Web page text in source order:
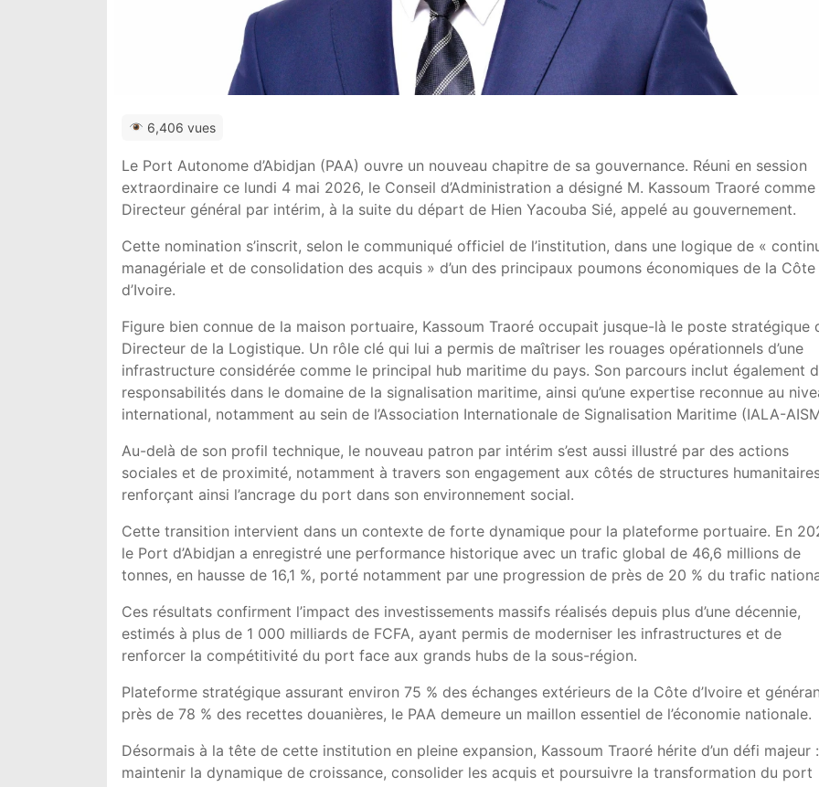
6,406 vues
Le Port Autonome d’Abidjan (PAA) ouvre un nouveau chapitre de sa gouvernance. Réuni en session
extraordinaire ce lundi 4 mai 2026, le Conseil d’Administration a désigné M. Kassoum Traoré comme
Directeur général par intérim, à la suite du départ de Hien Yacouba Sié, appelé au gouvernement.
Cette nomination s’inscrit, selon le communiqué officiel de l’institution, dans une logique de «
managériale et de consolidation des acquis » d’un des principaux poumons économiques de la Côte
d’Ivoire.
Figure bien connue de la maison portuaire, Kassoum Traoré occupait jusque-là le poste stratégique
Directeur de la Logistique. Un rôle clé qui lui a permis de maîtriser les rouages opérationnels d’une
infrastructure considérée comme le principal hub maritime du pays. Son parcours inclut également
responsabilités dans le domaine de la signalisation maritime, ainsi qu’une expertise reconnue au
international, notamment au sein de l’Association Internationale de Signalisation Maritime (IALA-
Au-delà de son profil technique, le nouveau patron par intérim s’est aussi illustré par des actions
sociales et de proximité, notamment à travers son engagement aux côtés de structures
renforçant ainsi l’ancrage du port dans son environnement social.
Cette transition intervient dans un contexte de forte dynamique pour la plateforme portuaire. En
le Port d’Abidjan a enregistré une performance historique avec un trafic global de 46,6 millions de
tonnes, en hausse de 16,1 %, porté notamment par une progression de près de 20 % du trafic
Ces résultats confirment l’impact des investissements massifs réalisés depuis plus d’une décennie,
estimés à plus de 1 000 milliards de FCFA, ayant permis de moderniser les infrastructures et de
renforcer la compétitivité du port face aux grands hubs de la sous-région.
Plateforme stratégique assurant environ 75 % des échanges extérieurs de la Côte d’Ivoire et
près de 78 % des recettes douanières, le PAA demeure un maillon essentiel de l’économie nationale.
Désormais à la tête de cette institution en pleine expansion, Kassoum Traoré hérite d’un défi majeur :
maintenir la dynamique de croissance, consolider les acquis et poursuivre la transformation du port